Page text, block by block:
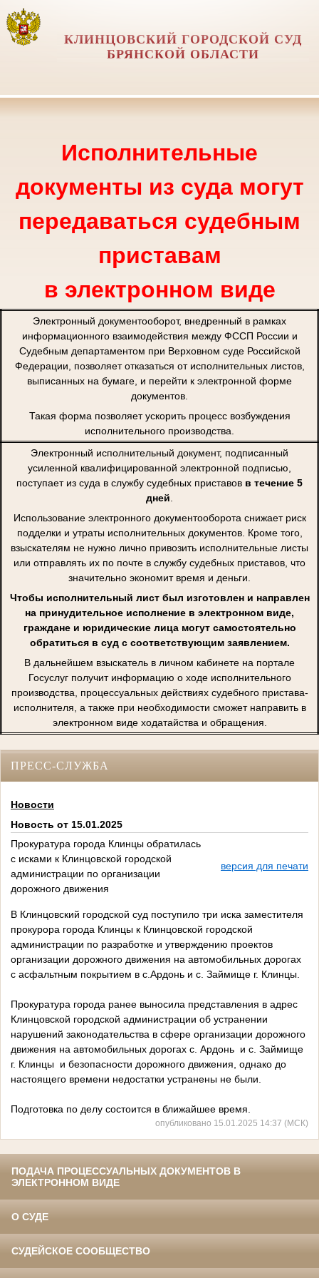
КЛИНЦОВСКИЙ ГОРОДСКОЙ СУД
БРЯНСКОЙ ОБЛАСТИ
Исполнительные
документы из суда могут
передаваться судебным
приставам
в электронном виде
Электронный документооборот, внедренный в рамках
информационного взаимодействия между ФССП России и
Судебным департаментом при Верховном суде Российской
Федерации, позволяет отказаться от исполнительных листов,
выписанных на бумаге, и перейти к электронной форме
документов.
Такая форма позволяет ускорить процесс возбуждения
исполнительного производства.
Электронный исполнительный документ, подписанный
усиленной квалифицированной электронной подписью,
поступает из суда в службу судебных приставов в течение 5
дней
Использование электронного документооборота снижает риск
подделки и утраты исполнительных документов. Кроме того,
взыскателям не нужно лично привозить исполнительные листы
или отправлять их по почте в службу судебных приставов, что
значительно экономит время и деньги.
Чтобы исполнительный лист был изготовлен и направлен
на принудительное исполнение в электронном виде,
граждане и юридические лица могут самостоятельно
обратиться в суд с соответствующим заявлением.
В дальнейшем взыскатель в личном кабинете на портале
Госуслуг получит информацию о ходе исполнительного
производства, процессуальных действиях судебного пристава-
исполнителя, а также при необходимости сможет направить в
электронном виде ходатайства и обращения.
ПРЕСС-СЛУЖБА
Новости
Новость от 15.01.2025
Прокуратура города Клинцы обратилась
с исками к Клинцовской городской
администрации по организации
дорожного движения
версия для печати
В Клинцовский городской суд поступило три иска заместителя
прокурора города Клинцы к Клинцовской городской
администрации по разработке и утверждению проектов
организации дорожного движения на автомобильных дорогах
с асфальтным покрытием в с.Ардонь и с. Займище г. Клинцы.
Прокуратура города ранее выносила представления в адрес
Клинцовской городской администрации об устранении
нарушений законодательства в сфере организации дорожного
движения на автомобильных дорогах с. Ардонь и с. Займище
г. Клинцы и безопасности дорожного движения, однако до
настоящего времени недостатки устранены не были.
Подготовка по делу состоится в ближайшее время.
опубликовано 15.01.2025 14:37 (МСК)
ПОДАЧА ПРОЦЕССУАЛЬНЫХ ДОКУМЕНТОВ В
ЭЛЕКТРОННОМ ВИДЕ
О СУДЕ
СУДЕЙСКОЕ СООБЩЕСТВО